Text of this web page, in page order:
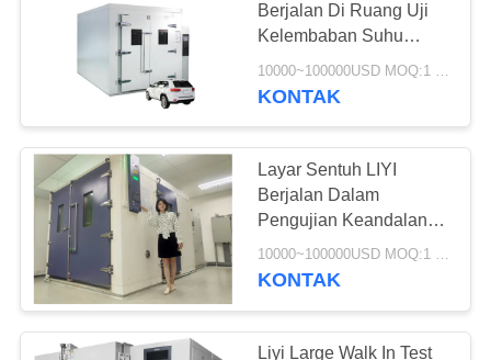
Berjalan Di Ruang Uji
Kelembaban Suhu
Konstan
10000~100000USD MOQ:1 set
KONTAK
Layar Sentuh LIYI
Berjalan Dalam
Pengujian Keandalan
Ruang Iklim Terkendali
10000~100000USD MOQ:1 set
KONTAK
Liyi Large Walk In Test